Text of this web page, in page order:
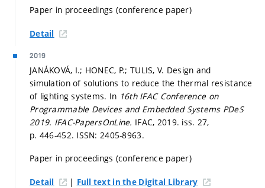
Paper in proceedings (conference paper)
Detail
2019
JANÁKOVÁ, I.; HONEC, P.; TULIS, V. Design and
simulation of solutions to reduce the thermal resistance
of lighting systems. In 16th IFAC Conference on
Programmable Devices and Embedded Systems PDeS
2019. IFAC-PapersOnLine. IFAC, 2019. iss. 27,
p. 446-452. ISSN: 2405-8963.
Paper in proceedings (conference paper)
Detail | Full text in the Digital Library